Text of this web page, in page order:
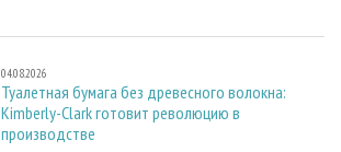
04.08.2026
Туалетная бумага без древесного волокна:
Kimberly-Clark готовит революцию в
производстве